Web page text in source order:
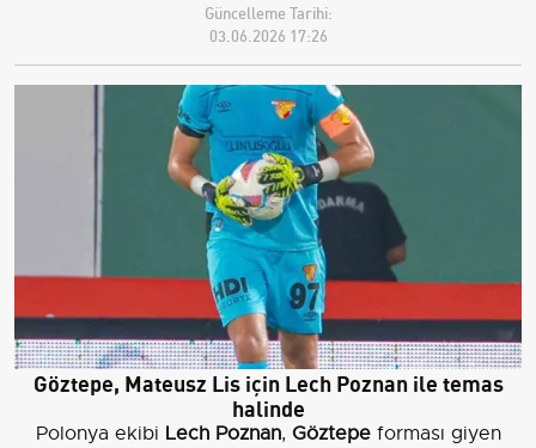
Güncelleme Tarihi:
03.06.2026 17:26
Göztepe, Mateusz Lis için Lech Poznan ile temas
halinde
Polonya ekibi Lech Poznan, Göztepeforması giyen